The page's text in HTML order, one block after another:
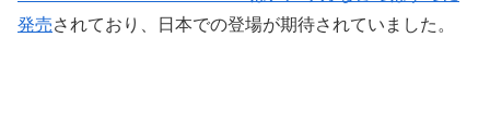
発売されており、日本での登場が期待されていました。